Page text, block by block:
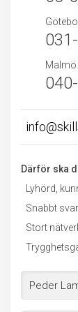
Malmö
Därför ska
Lyhörd,
Snabbt svar
Stort